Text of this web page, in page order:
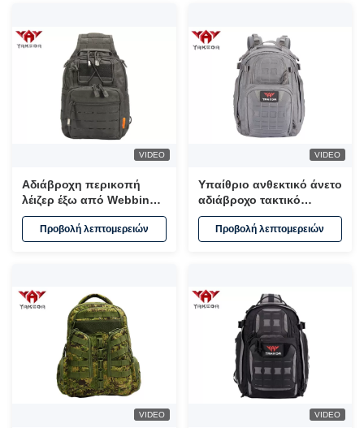
VIDEO
Αδιάβροχη περικοπή
λέιζερ έξω από Webbing
τσαντών PP σφεντονών
πεζοπορίας το τακτικό
μέγεθος 24*17*27.5CM
Προβολή λεπτομερειών
VIDEO
Υπαίθριο ανθεκτικό άνετο
αδιάβροχο τακτικό
σακίδιο πλάτης Molle
σακιδίων πλάτης
πεζοπορίας
Προβολή λεπτομερειών
VIDEO VIDEO